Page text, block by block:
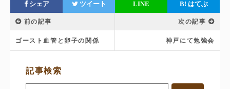
シェア ツイート LINE B! はてぶ
前の記事
ゴースト血管と卵子の関係
次の記事
神戸にて勉強会
サ
記事検索